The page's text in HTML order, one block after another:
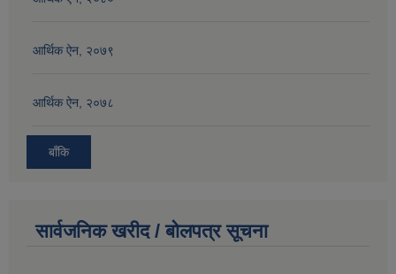
आर्थिक ऐन, २०७९
आर्थिक ऐन, २०७८
बाँकि
सार्वजनिक खरीद / बोलपत्र सूचना